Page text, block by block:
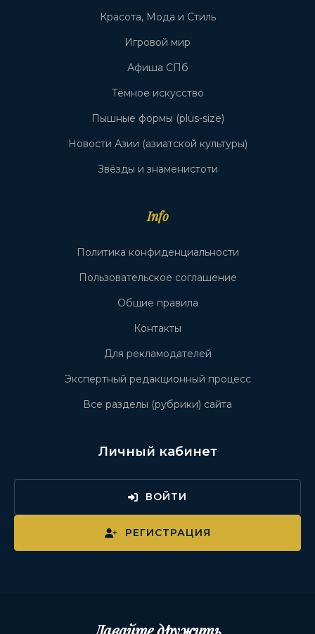
Красота, Мода и Стиль
Игровой мир
Афиша СПб
Тёмное искусство
Пышные формы (plus-size)
Новости Азии (азиатской культуры)
Звёзды и знаменистоти
Info
Политика конфиденциальности
Пользовательское соглашение
Общие правила
Контакты
Для рекламодателей
Экспертный редакционный процесс
Все разделы (рубрики) сайта
Личный кабинет
ВОЙТИ
РЕГИСТРАЦИЯ